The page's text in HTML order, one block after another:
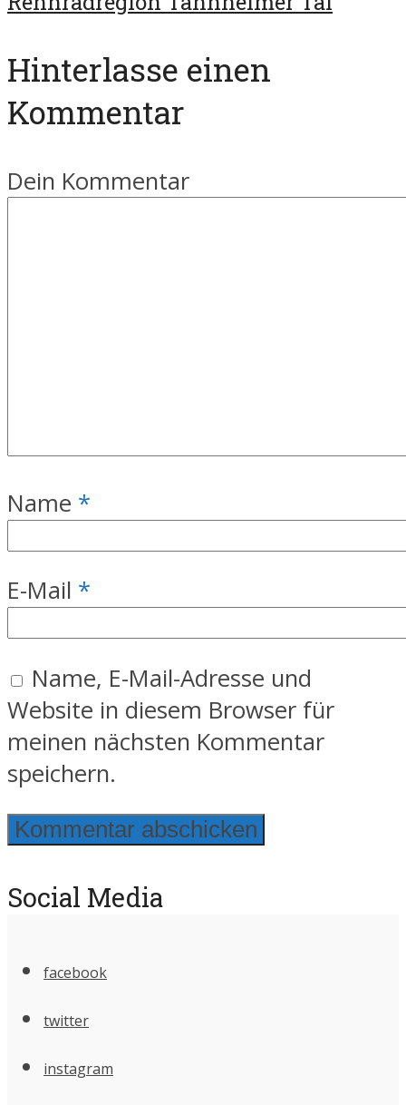
Hinterlasse einen
Kommentar
Dein Kommentar
Name *
E-Mail *
Name, E-Mail-Adresse und
Website in diesem Browser für
meinen nächsten Kommentar
speichern.
Social Media
facebook
twitter
instagram